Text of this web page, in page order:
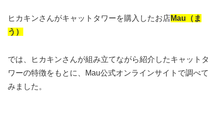
ヒカキンさんがキャットタワーを購入したお店Mau（ま
う）
では、ヒカキンさんが組み立てながら紹介したキャットタ
ワーの特徴をもとに、Mau公式オンラインサイトで調べて
みました。